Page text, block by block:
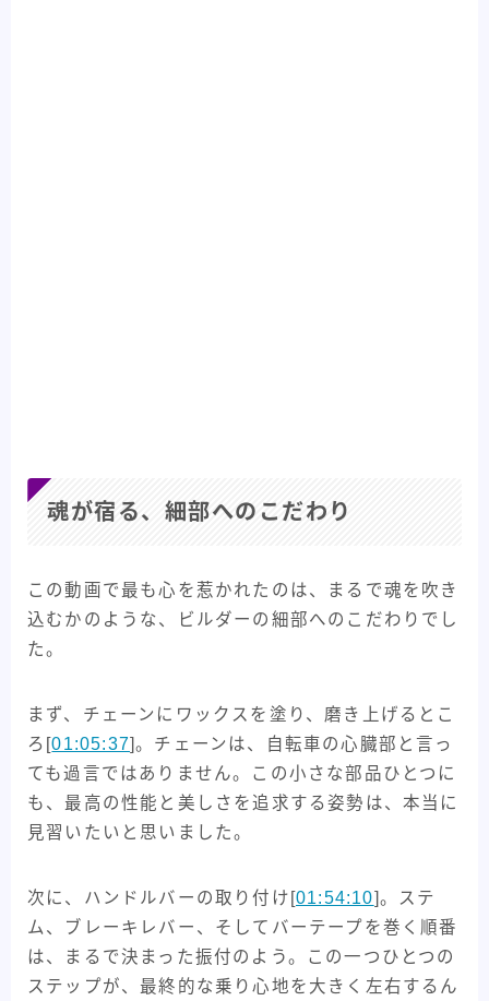
魂が宿る、細部へのこだわり
この動画で最も心を惹かれたのは、まるで魂を吹き
込むかのような、ビルダーの細部へのこだわりでし
た。
まず、チェーンにワックスを塗り、磨き上げるとこ
ろ[01:05:37]。チェーンは、自転車の心臓部と言っ
ても過言ではありません。この小さな部品ひとつに
も、最高の性能と美しさを追求する姿勢は、本当に
見習いたいと思いました。
次に、ハンドルバーの取り付け[01:54:10]。ステ
ム、ブレーキレバー、そしてバーテープを巻く順番
は、まるで決まった振付のよう。この一つひとつの
ステップが、最終的な乗り心地を大きく左右するん